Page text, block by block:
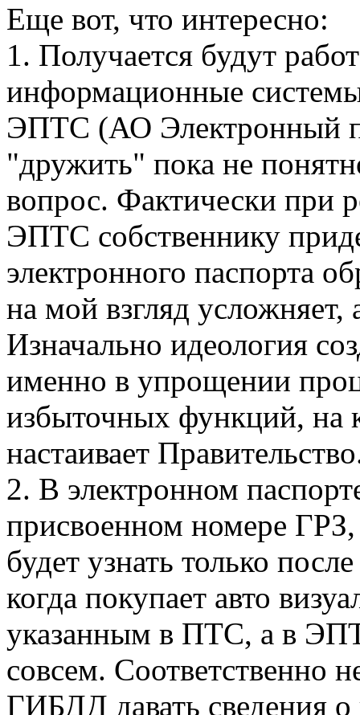
Еще вот, что интересно:
1. Получается будут
информационные
ЭПТС (АО Электронный
"дружить" пока не
вопрос. Фактически при
ЭПТС собственнику
электронного паспорта
на мой взгляд
Изначально идеология
именно в упрощении
избыточных функций, на
настаивает
2. В электронном
присвоенном номере
будет узнать только
когда покупает авто
указанным в ПТС, а в
совсем. Соответственно
ГИБДД давать сведения